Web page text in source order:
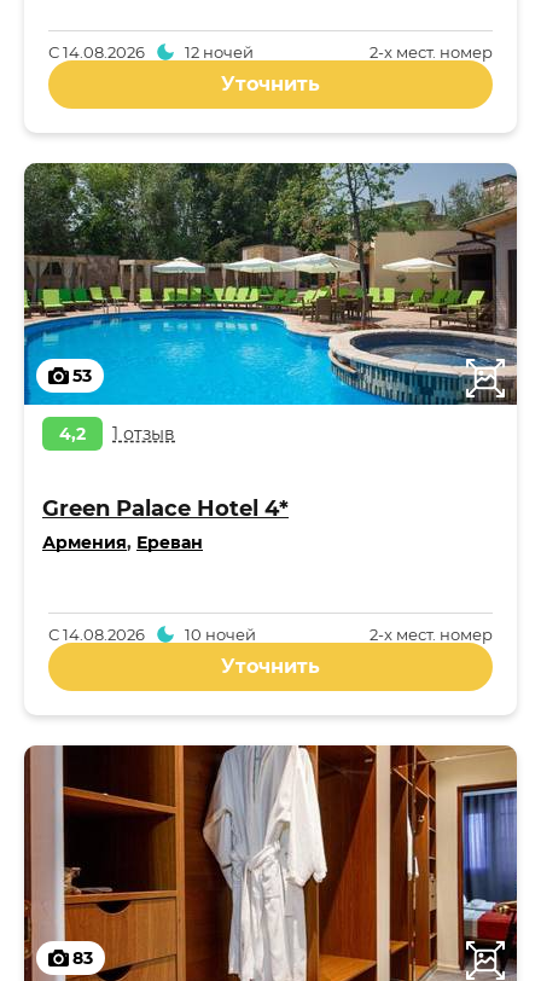
2-x мест. номер
С14.08.2026 12 ночей
Уточнить
53
4,2 1 отзыв
Green Palace Hotel 4*
Армения, Ереван
2-x мест. номер
С14.08.2026 10 ночей
Уточнить
83